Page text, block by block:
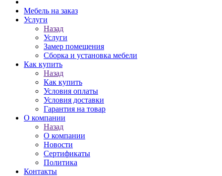
Мебель на заказ
Услуги
Назад
Услуги
Замер помещения
Сборка и установка мебели
Как купить
Назад
Как купить
Условия оплаты
Условия доставки
Гарантия на товар
О компании
Назад
О компании
Новости
Сертификаты
Политика
Контакты